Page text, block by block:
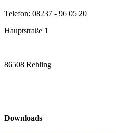
Telefon: 08237 - 96 05 20
Hauptstraße 1
86508 Rehling
Downloads